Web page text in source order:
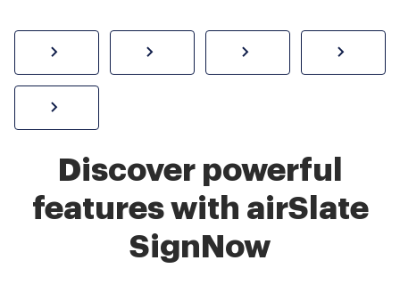
How to sign a PDF onlineCreate electronic signature
Send
Discover powerful
features with airSlate
SignNow